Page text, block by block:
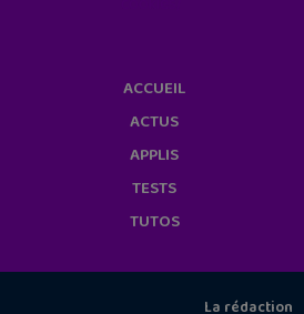
ACCUEIL
ACTUS
APPLIS
TESTS
TUTOS
La rédaction